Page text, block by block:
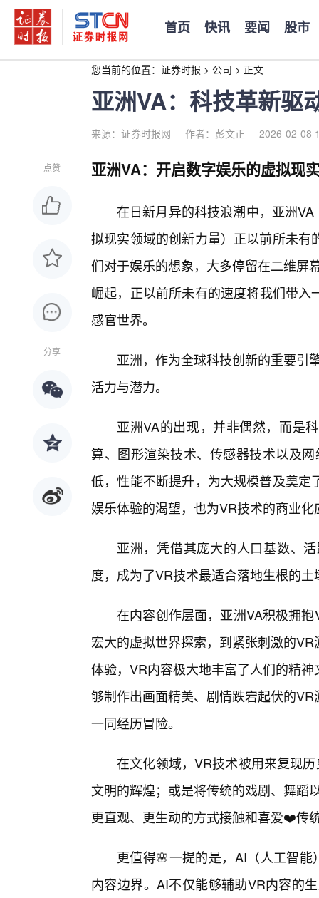
首页 快讯 要闻 股市
您当前的位置： 证券时报 > 公司 > 正文
亚洲VA：科技革新驱
来源：证券时报网 作者：彭文正 2026-02-08
点赞
分享
亚洲VA：开启数字娱乐的虚拟现
在日新月异的科技浪潮中，亚洲
拟现实领域的创新力量）正以前所未
们对于娱乐的想象，大多停留在二维屏
崛起，正以前所未有的速度将我们带
感官世界。
亚洲，作为全球科技创新的重要引
活力与潜力。
亚洲VA的出现，并非偶然，而是
算、图形渲染技术、传感器技术以及
低，性能不断提升，为大规模普及奠
娱乐体验的渴望，也为VR技术的商业
亚洲，凭借其庞大的人口基数、
度，成为了VR技术最适合落地生根的土
在内容创作层面，亚洲VA积极拥
宏大的虚拟世界探索，到紧张刺激的
体验，VR内容极大地丰富了人们的精
够制作出画面精美、剧情跌宕起伏的
一同经历冒险。
在文化领域，VR技术被用来复现
文明的辉煌；或是将传统的戏剧、舞蹈
更直观、更生动的方式接触和喜爱❤️传
更值得🌸一提的是，AI（人工智
内容边界。AI不仅能够辅助VR内容的